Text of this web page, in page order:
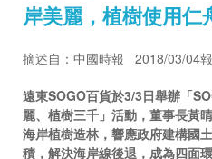
岸美麗， 植樹使用仁
摘述自：中國時報 2018/03/04
遠東SOGO百貨於3/3日舉辦「
麗、植樹三千」活動，董事長黃
海岸植樹造林，響應政府建構國
積，解決海岸線後退，成為四面